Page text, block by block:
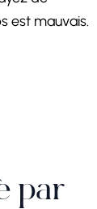
est mauvais.
par